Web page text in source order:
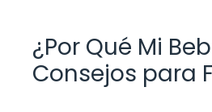
¿Por Qué Mi
Consejos para